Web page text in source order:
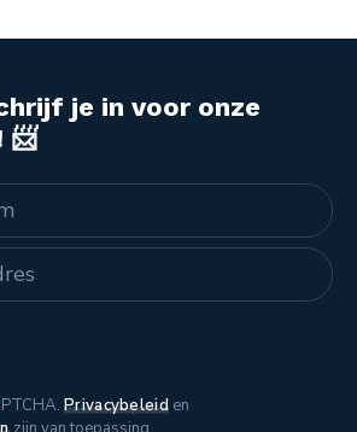
je in voor onze
📨
Privacybeleiden